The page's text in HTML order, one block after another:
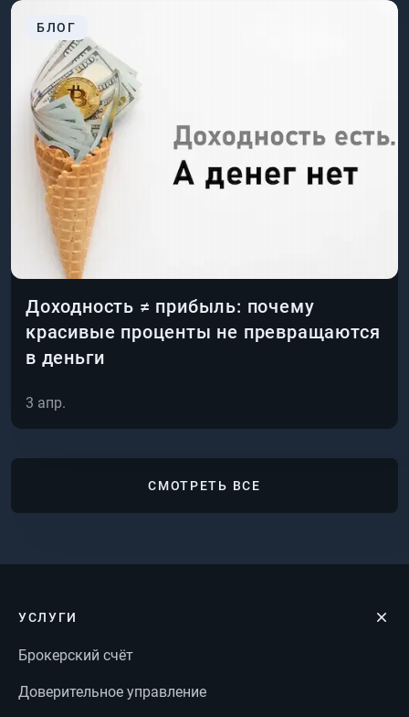
БЛОГ
Доходность ≠ прибыль: почему
красивые проценты не превращаются
в деньги
3 апр.
СМОТРЕТЬ ВСЕ
УСЛУГИ
Брокерский счёт
Доверительное управление